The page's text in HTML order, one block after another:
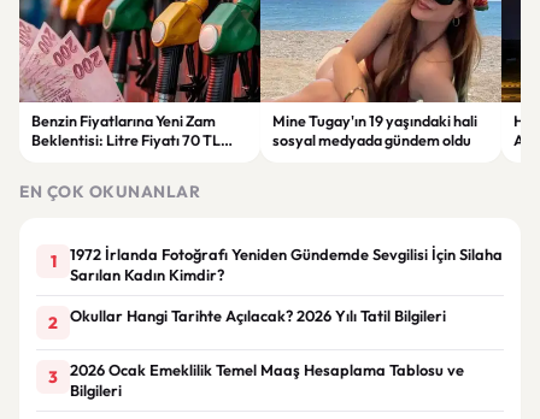
Benzin Fiyatlarına Yeni Zam
Beklentisi: Litre Fiyatı 70 TL
Mine Tugay'ın 19 yaşındaki hali
sosyal medyada gündem oldu
EN ÇOK OKUNANLAR
1
1972 İrlanda Fotoğrafı Yeniden Gündemde Sevgilisi İçin Silaha
Sarılan Kadın Kimdir?
2 Okullar Hangi Tarihte Açılacak? 2026 Yılı Tatil Bilgileri
3
2026 Ocak Emeklilik Temel Maaş Hesaplama Tablosu ve
Bilgileri